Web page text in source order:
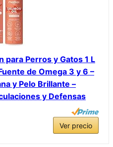
para Perros y Gatos 1 L
de Omega 3 y 6 –
y Pelo Brillante –
y Defensas
Ver precio